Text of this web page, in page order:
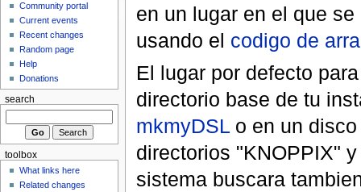
en un lugar en el que
usando el codigo de
El lugar por defecto
directorio base de tu
mkmyDSLo en un disco
directorios "KNOPPIX"
sistema buscara
Community portal
Current events
Recent changes
Random page
Help
Donations
search
toolbox
What links here
Related changes